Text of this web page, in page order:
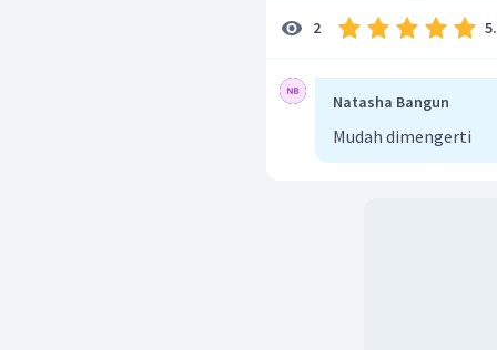
2
Natasha Bangun
Mudah dimengerti